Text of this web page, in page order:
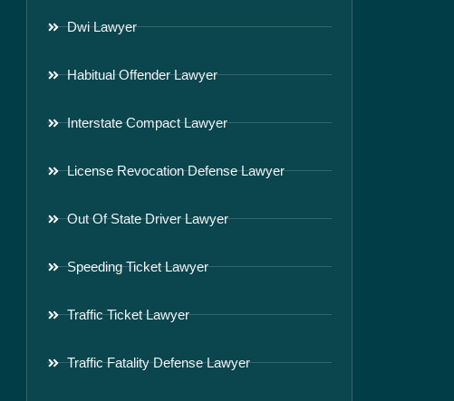
Dwi Lawyer
Habitual Offender Lawyer
Interstate Compact Lawyer
License Revocation Defense Lawyer
Out Of State Driver Lawyer
Speeding Ticket Lawyer
Traffic Ticket Lawyer
Traffic Fatality Defense Lawyer